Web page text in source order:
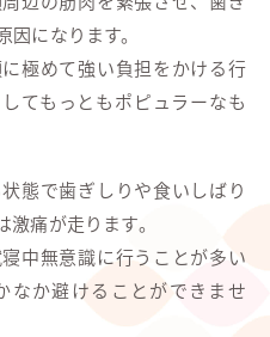
になります。
極めて強い負担をかける行
てもっともポピュラーなも
態で歯ぎしりや食いしばり
痛が走ります。
中無意識に行うことが多い
なか避けることができませ